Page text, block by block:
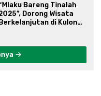
Bareng Tinalah
Dorong Wisata
Berkelanjutan di Kulon